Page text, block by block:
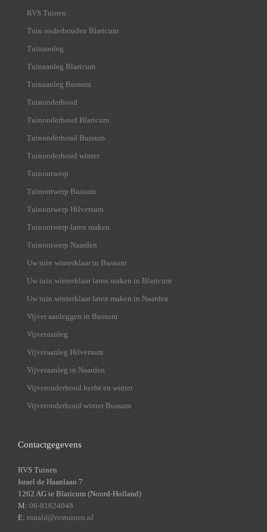
RVS Tuinen
Tuin onderhouden Blaricum
Tuinaanleg
Tuinaanleg Blaricum
Tuinaanleg Bussum
Tuinonderhoud
Tuinonderhoud Blaricum
Tuinonderhoud Bussum
Tuinonderhoud winter
Tuinontwerp
Tuinontwerp Bussum
Tuinontwerp Hilversum
Tuinontwerp laten maken
Tuinontwerp Naarden
Uw tuin winterklaar in Bussum
Uw tuin winterklaar laten maken in Blaricum
Uw tuin winterklaar laten maken in Naarden
Vijver aanleggen in Bussum
Vijveraanleg
Vijveraanleg Hilversum
Vijveraanleg in Naarden
Vijveronderhoud herfst en winter
Vijveronderhoud winter Bussum
Contactgegevens
RVS Tuinen
Israel de Haanlaan 7
1262 AG te Blaricum (Noord-Holland)
M: 06-81624048
E: ronald@rvstuinen.nl